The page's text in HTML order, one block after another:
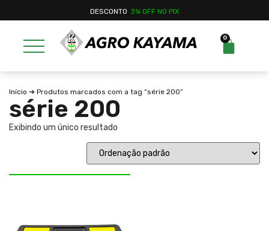
DESCONTO 3% OFF NO PIX
0
Início ➔ Produtos marcados com a tag “série 200”
série 200
Exibindo um único resultado